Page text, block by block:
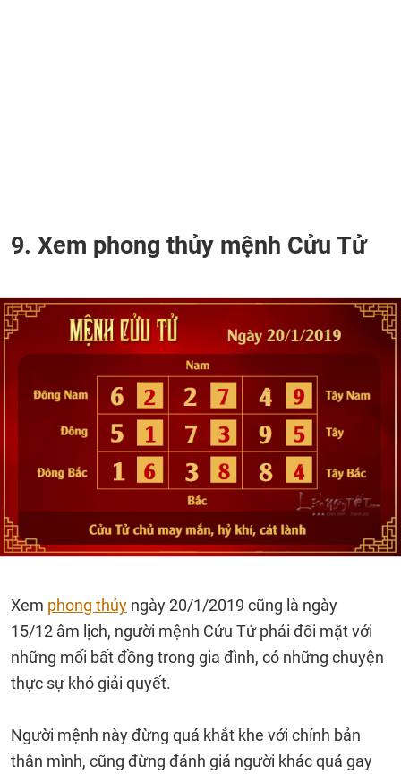
9. Xem phong thủy mệnh Cửu Tử
Xem phong thủy ngày 20/1/2019 cũng là ngày
15/12 âm lịch, người mệnh Cửu Tử phải đối mặt với
những mối bất đồng trong gia đình, có những chuyện
thực sự khó giải quyết.
Người mệnh này đừng quá khắt khe với chính bản
thân mình, cũng đừng đánh giá người khác quá gay